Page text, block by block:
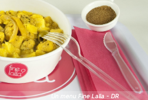
Un menu Fine Lalla - DR
Un menu Fine Lalla - DR